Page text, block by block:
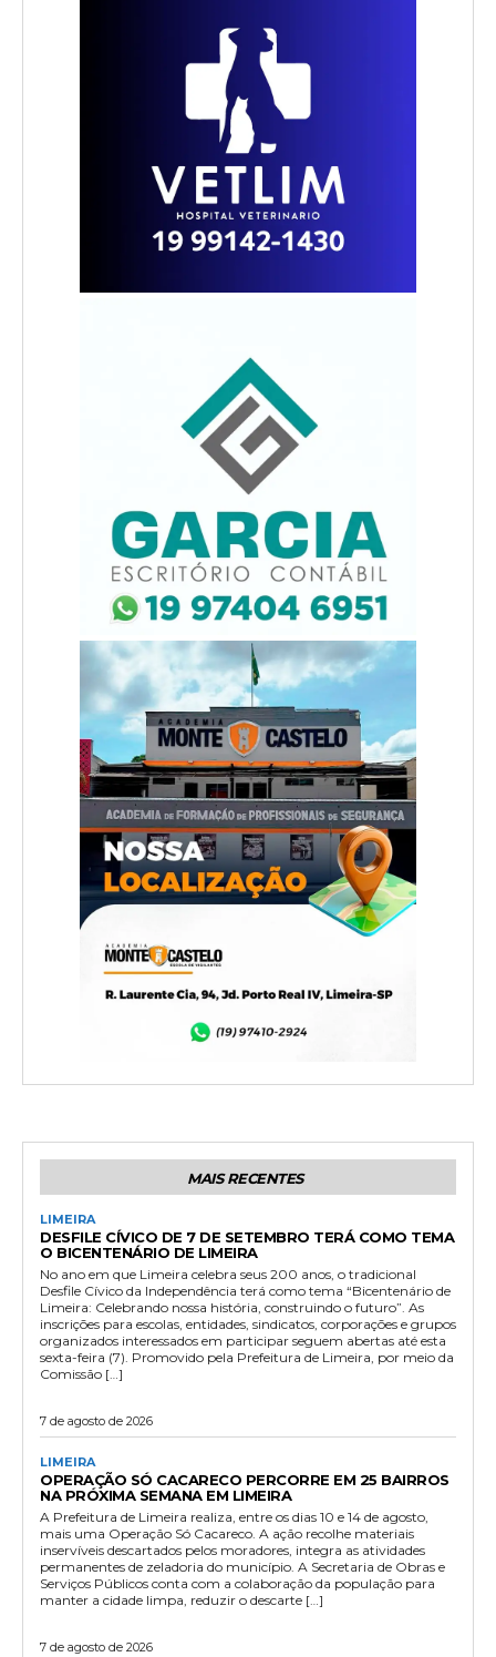
MAIS RECENTES
LIMEIRA
DESFILE CÍVICO DE 7 DE SETEMBRO TERÁ COMO TEMA
O BICENTENÁRIO DE LIMEIRA
No ano em que Limeira celebra seus 200 anos, o tradicional
Desfile Cívico da Independência terá como tema “Bicentenário de
Limeira: Celebrando nossa história, construindo o futuro”. As
inscrições para escolas, entidades, sindicatos, corporações e grupos
organizados interessados em participar seguem abertas até esta
sexta-feira (7). Promovido pela Prefeitura de Limeira, por meio da
Comissão […]
7 de agosto de 2026
LIMEIRA
OPERAÇÃO SÓ CACARECO PERCORRE EM 25 BAIRROS
NA PRÓXIMA SEMANA EM LIMEIRA
A Prefeitura de Limeira realiza, entre os dias 10 e 14 de agosto,
mais uma Operação Só Cacareco. A ação recolhe materiais
inservíveis descartados pelos moradores, integra as atividades
permanentes de zeladoria do município. A Secretaria de Obras e
Serviços Públicos conta com a colaboração da população para
manter a cidade limpa, reduzir o descarte […]
7 de agosto de 2026